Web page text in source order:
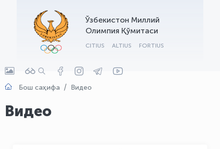
Ўзбекистон Миллий
Олимпия Қўмитаси
CITIUS ALTIUS FORTIUS
Бош саҳифа Видео
Видео
OLYMPCHIK AI - yordamchi
Онлайн · olympic.uz